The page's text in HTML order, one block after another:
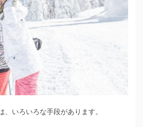
、いろいろな手段があります。